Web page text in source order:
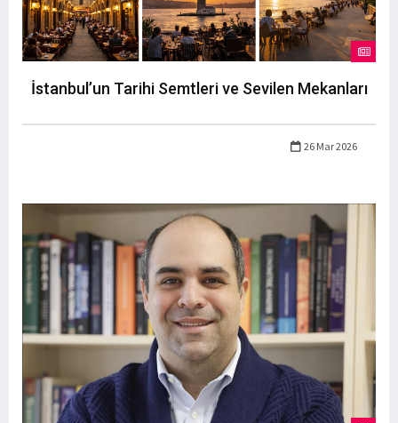
İstanbul’un Tarihi Semtleri ve Sevilen Mekanları
26 Mar 2026